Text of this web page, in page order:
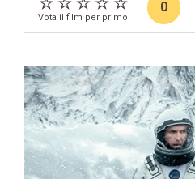
Vota il film per primo
0